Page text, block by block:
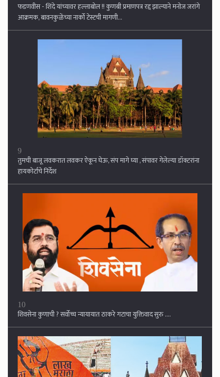
फडणवीस - शिंदे यांच्यावर हल्लाबोल !! कुणबी प्रमाणपत्र रद्द झाल्याने मनोज जरांगे
आक्रमक, बावनकुळेंच्या नार्को टेस्टची मागणी...
9
तुमची बाजू लवकरात लवकर ऐकून घेऊ, संप मागे घ्या , संपावर गेलेल्या डॉक्टरांना
हायकोर्टाचे निर्देश
10
शिवसेना कुणाची ? सर्वोच्च न्यायायात ठाकरे गटाचा युक्तिवाद सुरु ....